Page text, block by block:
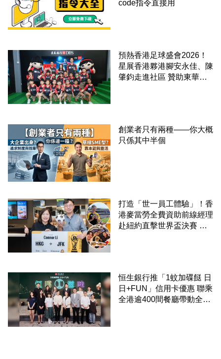
code指令直接用
預熱香港足球盛會2026！
星展香港夥港腳安永佳、陳
肇鈞走進社區 贊助東華三
創業者只有兩種——你大概
只係其中半個
打造「世一員工體驗」！香
港麥當勞全費資助前線經理
赴紐約直擊世界盃決賽 見
恒生銀行推「1蚊加碟餸 日
日+FUN」信用卡優惠 聯乘
全港逾400間餐廳帶動全城